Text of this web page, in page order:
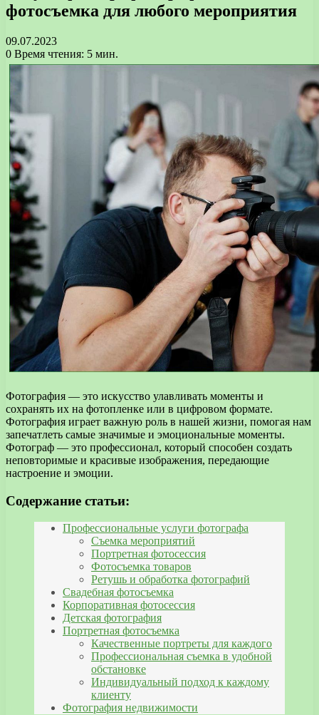
фотосъемка для любого мероприятия
09.07.2023
0 Время чтения: 5 мин.
Фотография — это искусство улавливать моменты и
сохранять их на фотопленке или в цифровом формате.
Фотография играет важную роль в нашей жизни, помогая нам
запечатлеть самые значимые и эмоциональные моменты.
Фотограф — это профессионал, который способен создать
неповторимые и красивые изображения, передающие
настроение и эмоции.
Содержание статьи:
Профессиональные услуги фотографа
Съемка мероприятий
Портретная фотосессия
Фотосъемка товаров
Ретушь и обработка фотографий
Свадебная фотосъемка
Корпоративная фотосессия
Детская фотография
Портретная фотосъемка
Качественные портреты для каждого
Профессиональная съемка в удобной
обстановке
Индивидуальный подход к каждому
клиенту
Фотография недвижимости